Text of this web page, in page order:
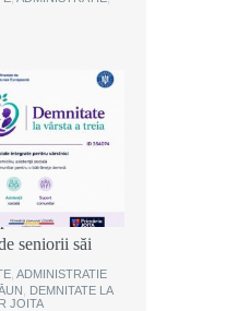
comunei
este
seniorii săi
ADMINISTRATIE
DEMNITATE LA
JOITA